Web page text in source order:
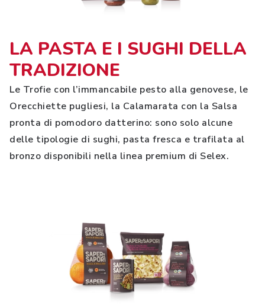
LA PASTA E I SUGHI DELLA
TRADIZIONE
Le Trofie con l’immancabile pesto alla genovese, le
Orecchiette pugliesi, la Calamarata con la Salsa
pronta di pomodoro datterino: sono solo alcune
delle tipologie di sughi, pasta fresca e trafilata al
bronzo disponibili nella linea premium di Selex.